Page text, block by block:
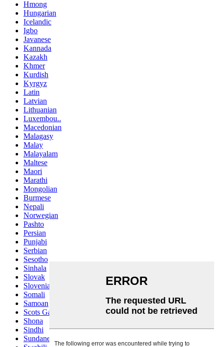
Hmong
Hungarian
Icelandic
Igbo
Javanese
Kannada
Kazakh
Khmer
Kurdish
Kyrgyz
Latin
Latvian
Lithuanian
Luxembou..
Macedonian
Malagasy
Malay
Malayalam
Maltese
Maori
Marathi
Mongolian
Burmese
Nepali
Norwegian
Pashto
Persian
Punjabi
Serbian
Sesotho
Sinhala
Slovak
Slovenian
Somali
Samoan
Scots Gaelic
Shona
Sindhi
Sundanese